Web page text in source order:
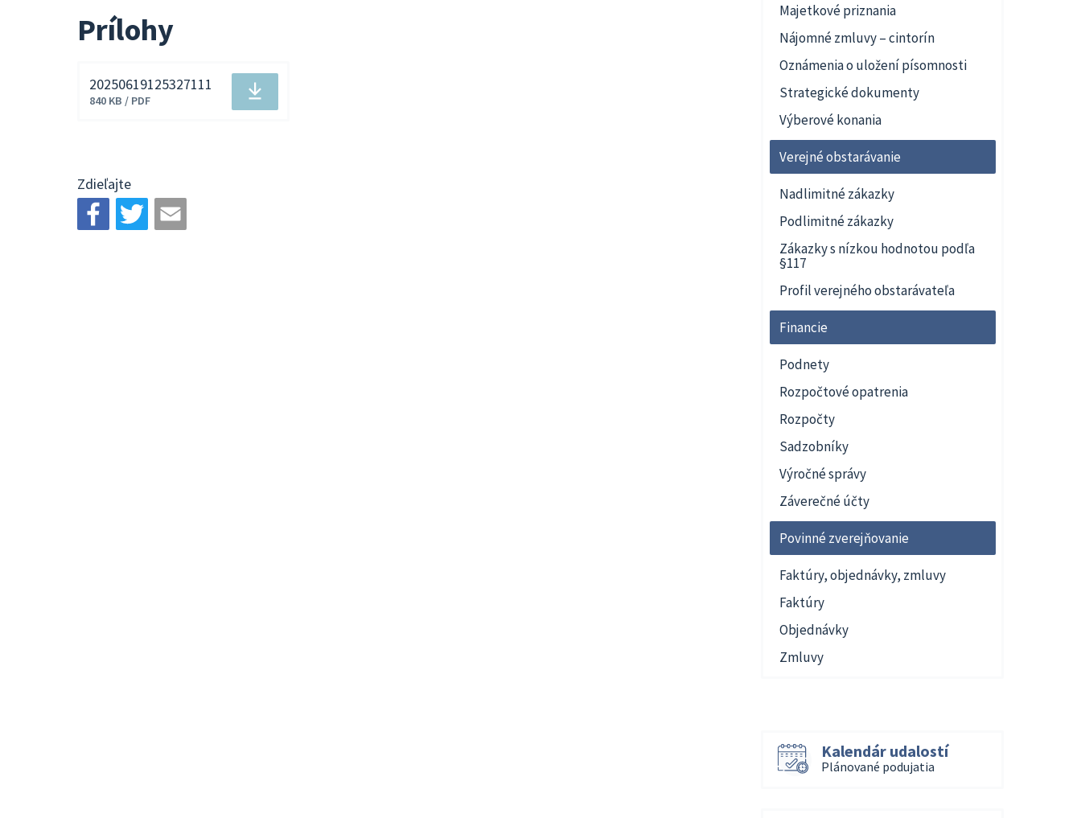
Prílohy
Stiahnuť
20250619125327111
840 KB / PDF
Zdieľajte
Majetkové priznania
Nájomné zmluvy – cintorín
Oznámenia o uložení písomnosti
Strategické dokumenty
Výberové konania
Verejné obstarávanie
Nadlimitné zákazky
Podlimitné zákazky
Zákazky s nízkou hodnotou podľa
§117
Profil verejného obstarávateľa
Financie
Podnety
Rozpočtové opatrenia
Rozpočty
Sadzobníky
Výročné správy
Záverečné účty
Povinné zverejňovanie
Faktúry, objednávky, zmluvy
Faktúry
Objednávky
Zmluvy
Kalendár udalostí
Plánované podujatia